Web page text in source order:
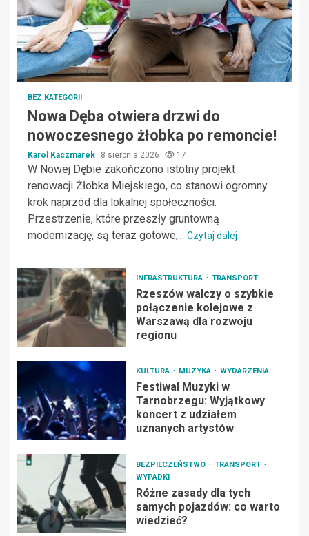
BEZ KATEGORII
Nowa Dęba otwiera drzwi do
nowoczesnego żłobka po remoncie!
Karol Kaczmarek 8 sierpnia 2026 17
W Nowej Dębie zakończono istotny projekt
renowacji Żłobka Miejskiego, co stanowi ogromny
krok naprzód dla lokalnej społeczności.
Przestrzenie, które przeszły gruntowną
modernizację, są teraz gotowe,... Czytaj dalej
INFRASTRUKTURA TRANSPORT
Rzeszów walczy o szybkie
połączenie kolejowe z
Warszawą dla rozwoju
regionu
KULTURA MUZYKA WYDARZENIA
Festiwal Muzyki w
Tarnobrzegu: Wyjątkowy
koncert z udziałem
uznanych artystów
BEZPIECZEŃSTWO
TRANSPORT
WYPADKI
Różne zasady dla tych
samych pojazdów: co warto
wiedzieć?